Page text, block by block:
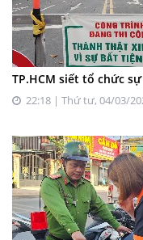
TP.HCM siết tổ chức
22:18 | Thứ tư, 04/03/